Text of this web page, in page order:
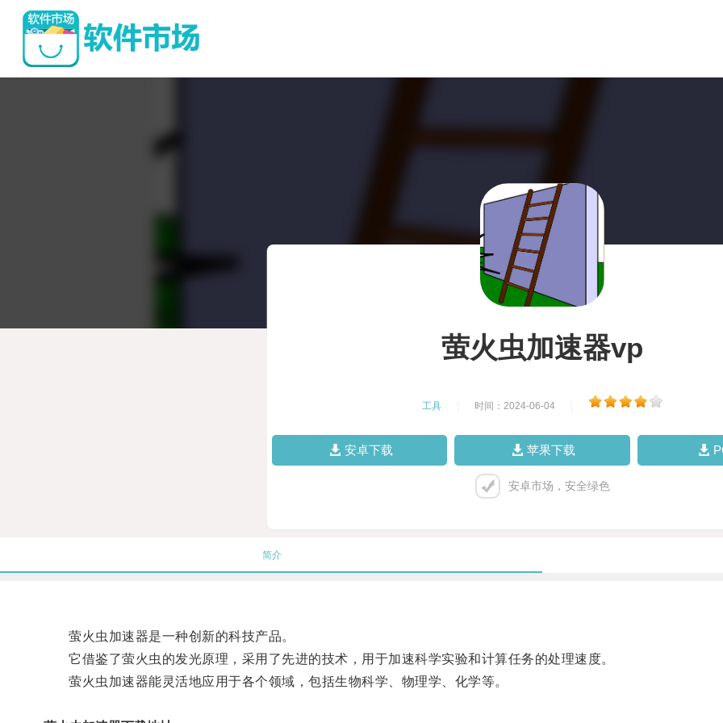
萤火虫加速器vp
工具 时间：2024-06-04
安卓下载 苹果下载
安卓市场，安全绿色
简介
萤火虫加速器是一种创新的科技产品。
它借鉴了萤火虫的发光原理，采用了先进的技术，用于加速科学实验和计算任务的处理速度。
萤火虫加速器能灵活地应用于各个领域，包括生物科学、物理学、化学等。